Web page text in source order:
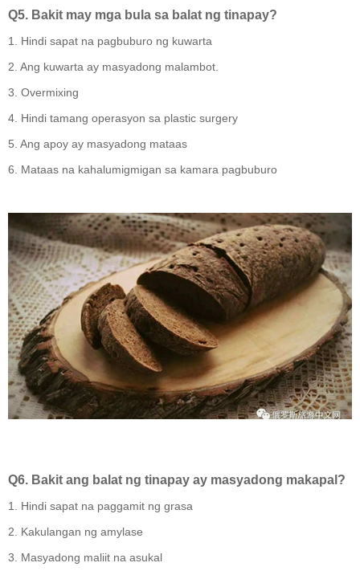
Q5. Bakit may mga bula sa balat ng tinapay?
1. Hindi sapat na pagbuburo ng kuwarta
2. Ang kuwarta ay masyadong malambot.
3. Overmixing
4. Hindi tamang operasyon sa plastic surgery
5. Ang apoy ay masyadong mataas
6. Mataas na kahalumigmigan sa kamara pagbuburo
Q6. Bakit ang balat ng tinapay ay masyadong makapal?
1. Hindi sapat na paggamit ng grasa
2. Kakulangan ng amylase
3. Masyadong maliit na asukal